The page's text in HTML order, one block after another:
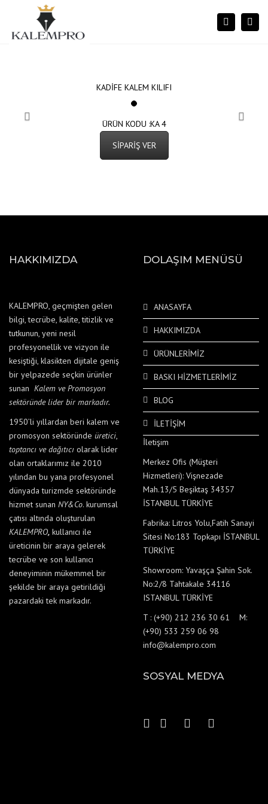
Search
KADİFE KALEM KILIFI
ÜRÜN KODU :KA 4
SİPARİŞ VER
HAKKIMIZDA
KALEMPRO, geçmişten gelen
bilgi, tecrübe, kalite, titizlik ve
tutkunun, yeni nesil
profesyonellik ve vizyon ile
kesiştiği, klasikten dijitale geniş
bir yelpazede seçkin ürünler
sunan Kalem ve Promosyon
sektöründelider bir markadır.
1950’li yıllardan beri kalem ve
promosyon sektöründe üretici,
toptancı ve dağıtıcı olarak lider
olan ortaklarımız ile 2010
yılından bu yana profesyonel
dünyada turizmde sektöründe
hizmet sunan NY&Co. kurumsal
çatısı altında oluşturulan
KALEMPRO, kullanıcı ile
üreticinin bir araya gelerek
tecrübe ve son kullanıcı
deneyiminin mükemmel bir
şekilde bir araya getirildiği
pazardaki tek markadır.
DOLAŞIM MENÜSÜ
ANASAYFA
HAKKIMIZDA
ÜRÜNLERİMİZ
BASKI HİZMETLERİMİZ
BLOG
İLETİŞİM
İletişim
Merkez Ofis (Müşteri
Hizmetleri): Vişnezade
Mah.13/5 Beşiktaş 34357
İSTANBUL TÜRKİYE
Fabrika: Litros Yolu,Fatih Sanayi
Sitesi No:183 Topkapı İSTANBUL
TÜRKİYE
Showroom: Yavaşça Şahin Sok.
No:2/8 Tahtakale 34116
ISTANBUL TÜRKİYE
T : (+90) 212 236 30 61 M:
(+90) 533 259 06 98
info@kalempro.com
SOSYAL MEDYA
KALEMPROKALEMPRO